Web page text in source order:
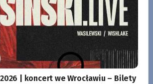
| koncert we Wrocławiu – Bilety